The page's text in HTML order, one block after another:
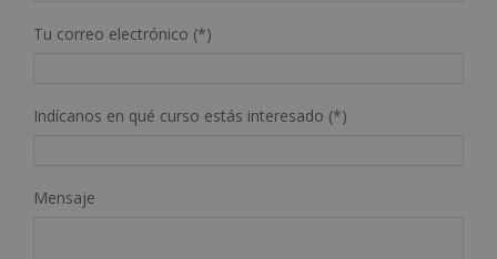
Tu correo electrónico (*)
Indícanos en qué curso estás interesado (*)
Mensaje